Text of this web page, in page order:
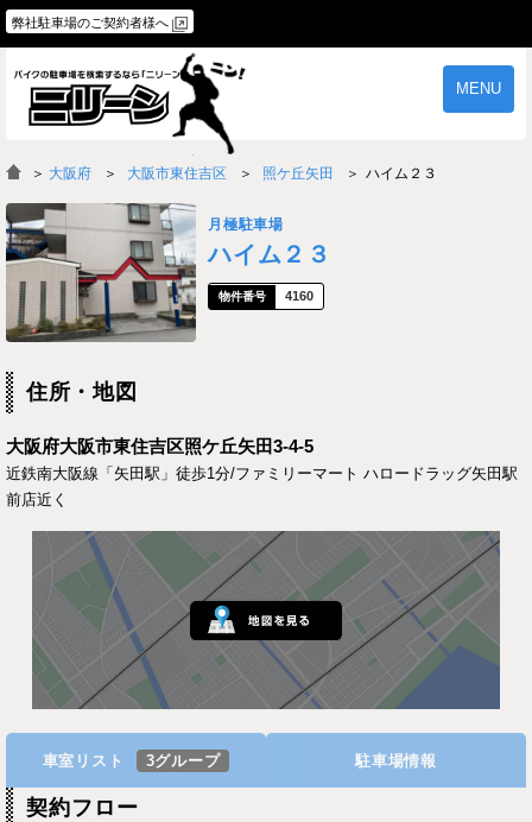
弊社駐車場のご契約者様へ
MENU
物件一覧
よくあるご質問
＞ 大阪府 大阪市東住吉区 照ケ丘矢田 ハイム２３
月極駐車場
ハイム２３
4160
住所・地図
大阪府大阪市東住吉区照ケ丘矢田3-4-5
近鉄南大阪線「矢田駅」徒歩1分/ファミリーマート ハロードラッグ矢田駅
前店近く
車室リスト 3グループ 駐車場情報
契約フロー